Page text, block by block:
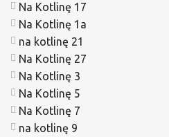
Na Kotlinę 17
Na Kotlinę 1a
na kotlinę 21
Na Kotlinę 27
Na Kotlinę 3
Na Kotlinę 5
Na Kotlinę 7
na kotlinę 9